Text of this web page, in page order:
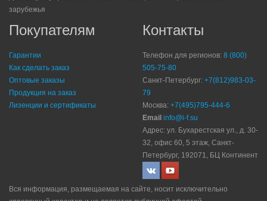
зарубежья
Покупателям
Гарантии
Как сделать заказ
Оптовые заказы
Продукция на заказ
Лизенции и сертификаты
Контакты
Телефон для регионов: 8 (800)
505-75-80
Санкт-Петербург: +7(812)983-03-
79
Москва: +7(495)795-444-6
Email info@i-f.su
Адрес: ул. Бухарестская ул., д. 30-
32, офис 60, 5 этаж, Санкт-
Петербург, 192071, БЦ Континент
Вся информация, размещаемая на сайте, носит исключительно